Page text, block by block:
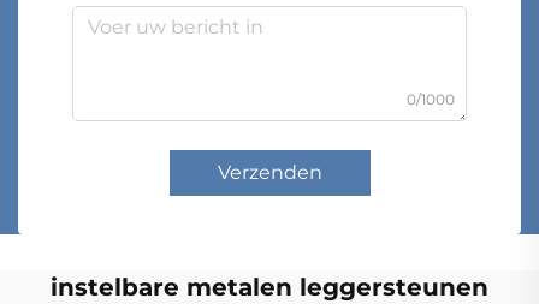
0/1000
Verzenden
instelbare metalen leggersteunen